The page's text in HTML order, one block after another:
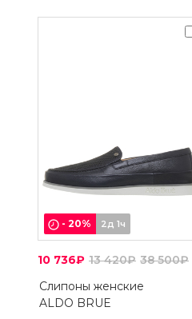
- 20% 2д 1ч
10 736₽ 13 420₽ 38 500₽
Слипоны женские
ALDO BRUE